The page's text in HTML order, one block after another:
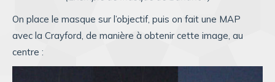
On place le masque sur l’objectif, puis on fait une MAP
avec la Crayford, de manière à obtenir cette image, au
centre :